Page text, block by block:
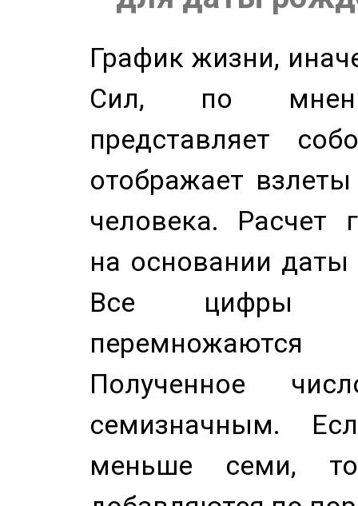
График жизни,
Сил, по
представляет
отображает
человека. Расчет
на основании
Все цифры
Полученное
семизначным.
меньше семи,